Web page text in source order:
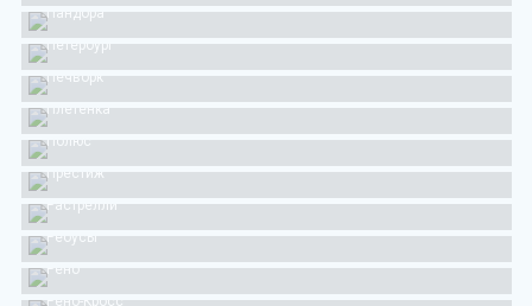
Пандора
Петербург
Печворк
Плетенка
Полюс
Престиж
Растрелли
Ребусы
Рено
Рено-Кросс